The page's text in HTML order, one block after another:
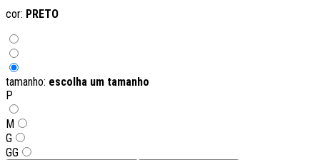
cor: PRETO
tamanho: escolha um tamanho
P
M
G
GG